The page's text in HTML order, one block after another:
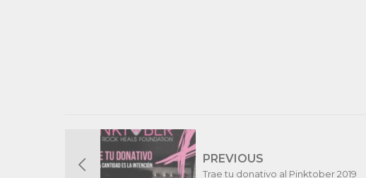
PREVIOUS
Trae tu donativo al Pinktober 2019